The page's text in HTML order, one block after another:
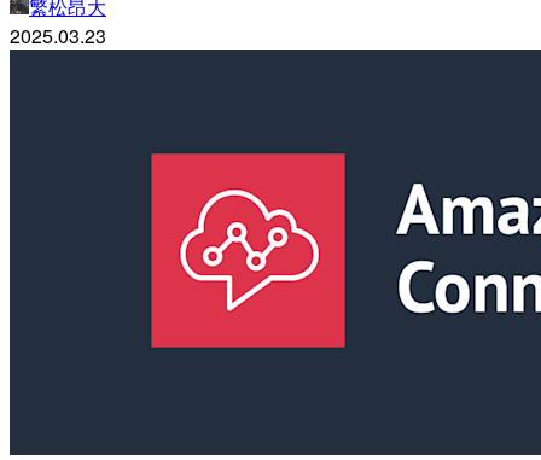
繁松昂大
2025.03.23